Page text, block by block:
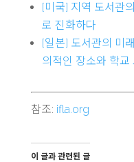
[미국] 지역 도서관
로 진화하다
[일본] 도서관의 미
의적인 장소와 학교
참조: ifla.org
이 글과 관련된 글